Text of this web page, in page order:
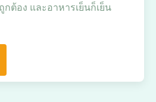
กต้อง และอาหารเย็นก็เย็น